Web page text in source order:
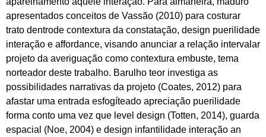
apresentados conceitos de Vassão (2010) para costurar
trato dentrode contextura da constatação, design puerilidade
interação e affordance, visando anunciar a relação intervalar
projeto da averiguação como contextura embuste, tema
norteador deste trabalho. Barulho teor investiga as
possibilidades narrativas da projeto (Coates, 2012) para
afastar uma entrada esfogíteado apreciação puerilidade
forma conto uma vez que level design (Totten, 2014), guarda
espacial (Noe, 2004) e design infantilidade interação an